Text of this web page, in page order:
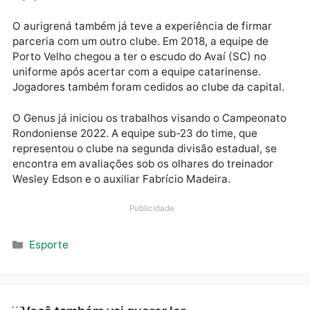
O goleiro Sandy Sanchez, o zagueiro Sandro Cutino
atacante Sander Keko Fernandez atuaram pelo Porto
Velho. Sander, inclusive, rapidamente xodó do
competições nacionais. O goleiro mexicano Celso De
La Torre também jogou no tricolor. O Genus também
teve atleta estrangeiro. O colombiano Urtado atuou
equipe em 2017.
uniforme após acertar com a equipe catarinense.
O Genus já iniciou os trabalhos visando o